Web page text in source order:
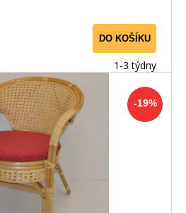
DO KOŠÍKU
1-3 týdny
-19%